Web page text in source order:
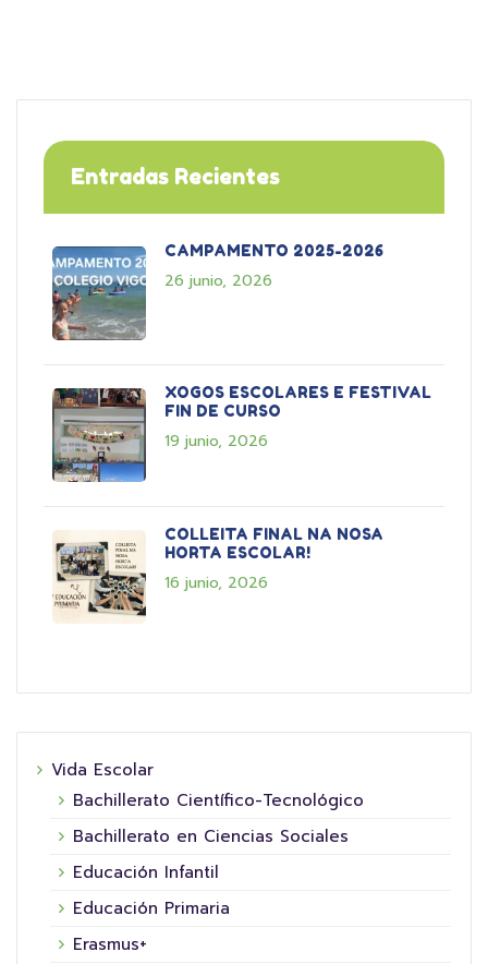
Entradas Recientes
CAMPAMENTO 2025-2026
26 junio, 2026
XOGOS ESCOLARES E FESTIVAL
FIN DE CURSO
19 junio, 2026
COLLEITA FINAL NA NOSA
HORTA ESCOLAR!
16 junio, 2026
Vida Escolar
Bachillerato Científico-Tecnológico
Bachillerato en Ciencias Sociales
Educación Infantil
Educación Primaria
Erasmus+